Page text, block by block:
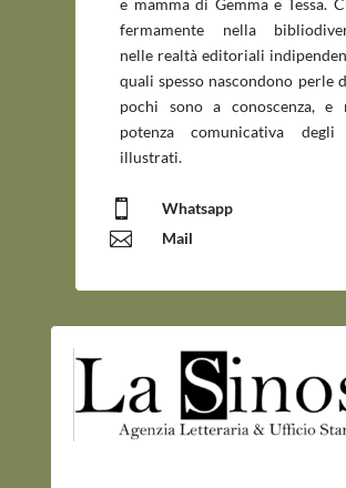
fermamente nella
nelle realtà editoriali
quali spesso nascondono perle
pochi sono a conoscenza, e
potenza comunicativa degli
illustrati.
 Whatsapp
 Mail